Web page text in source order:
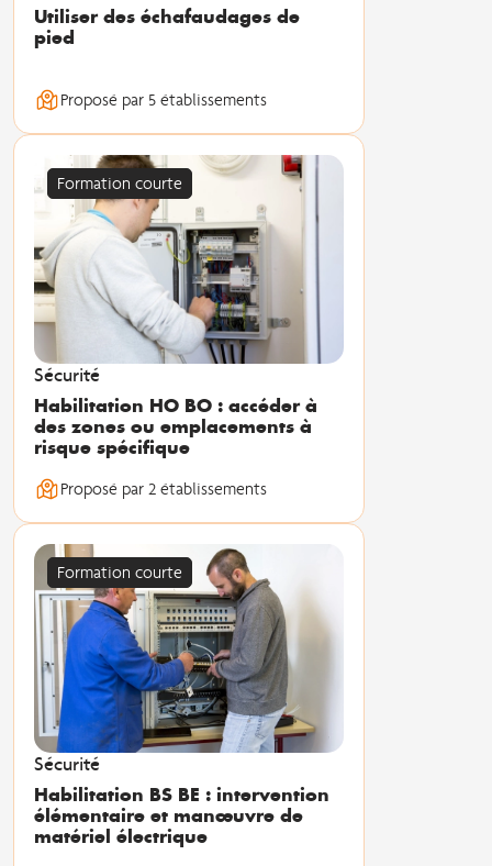
Utiliser des échafaudages de
pied
Proposé par 5 établissements
Formation courte
Sécurité
Habilitation HO BO : accéder à
des zones ou emplacements à
risque spécifique
Proposé par 2 établissements
Formation courte
Sécurité
Habilitation BS BE : intervention
élémentaire et manœuvre de
matériel électrique